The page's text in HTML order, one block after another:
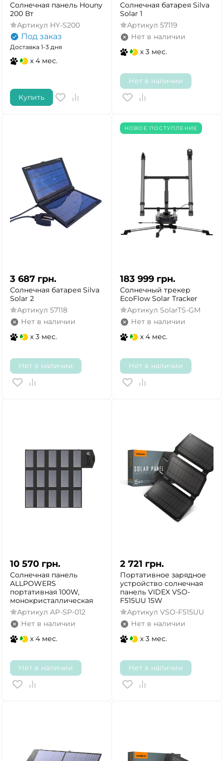
Солнечная панель Houny
200 Вт
Артикул HY-S200
Под заказ
Доставка 1-3 дня
x 4 мес.
Купить
Солнечная батарея Silva
Solar 1
Артикул 57119
Нет в наличии
x 3 мес.
Нет в наличии
3 687 грн.
Солнечная батарея Silva
Solar 2
Артикул 57118
Нет в наличии
x 3 мес.
Нет в наличии
НОВОЕ ПОСТУПЛЕНИЕ
183 999 грн.
Солнечный трекер
EcoFlow Solar Tracker
Артикул SolarTS-GM
Нет в наличии
x 4 мес.
Нет в наличии
10 570 грн.
Солнечная панель
ALLPOWERS
портативная 100W,
монокристаллическая
Артикул AP-SP-012
Нет в наличии
x 4 мес.
Нет в наличии
2 721 грн.
Портативное зарядное
устройство солнечная
панель VIDEX VSO-
F515UU 15W
Артикул VSO-F515UU
Нет в наличии
x 3 мес.
Нет в наличии